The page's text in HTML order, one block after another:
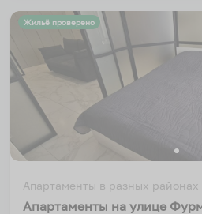
Жильё проверено
Апартаменты в разных районах
Апартаменты на улице